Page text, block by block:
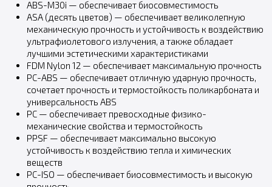
ABS-M30i — обеспечивает биосовместимость
ASA (десять цветов) — обеспечивает великолепную
механическую прочность и устойчивость к воздействию
ультрафиолетового излучения, а также обладает
лучшими эстетическими характеристиками
FDM Nylon 12 — обеспечивает максимальную прочность
PC-ABS — обеспечивает отличную ударную прочность,
сочетает прочность и термостойкость поликарбоната и
универсальность ABS
PC — обеспечивает превосходные физико-
механические свойства и термостойкость
PPSF — обеспечивает максимально высокую
устойчивость к воздействию тепла и химических
веществ
PC-ISO — обеспечивает биосовместимость и высокую